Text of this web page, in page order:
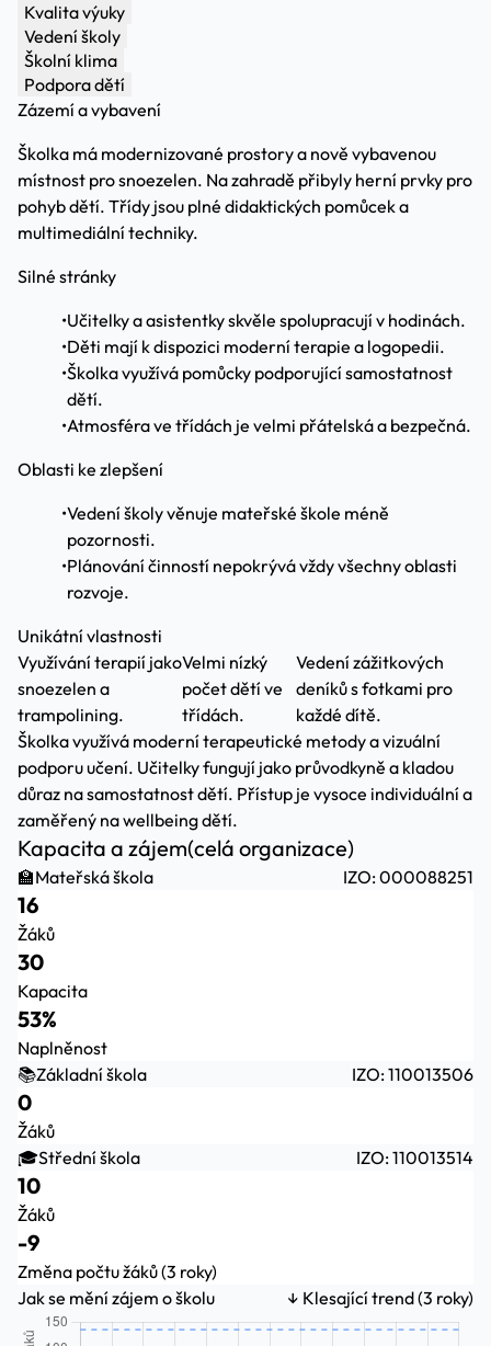
Kvalita výuky
Vedení školy
Školní klima
Podpora dětí
Zázemí a vybavení
Školka má modernizované prostory a nově vybavenou
místnost pro snoezelen. Na zahradě přibyly herní prvky pro
pohyb dětí. Třídy jsou plné didaktických pomůcek a
multimediální techniky.
Silné stránky
•Učitelky a asistentky skvěle spolupracují v hodinách.
•Děti mají k dispozici moderní terapie a logopedii.
•Školka využívá pomůcky podporující samostatnost
dětí.
•Atmosféra ve třídách je velmi přátelská a bezpečná.
Oblasti ke zlepšení
•Vedení školy věnuje mateřské škole méně
pozornosti.
•Plánování činností nepokrývá vždy všechny oblasti
rozvoje.
Unikátní vlastnosti
Využívání terapií jako
snoezelen a
trampolining.
Velmi nízký
počet dětí ve
třídách.
Vedení zážitkových
deníků s fotkami pro
každé dítě.
Školka využívá moderní terapeutické metody a vizuální
podporu učení. Učitelky fungují jako průvodkyně a kladou
důraz na samostatnost dětí. Přístup je vysoce individuální a
zaměřený na wellbeing dětí.
Kapacita a zájem(celá organizace)
🏫Mateřská škola IZO: 000088251
16
Žáků
30
Kapacita
53%
Naplněnost
📚Základní škola IZO: 110013506
0
Žáků
🎓Střední škola IZO: 110013514
10
Žáků
-9
Změna počtu žáků (3 roky)
Jak se mění zájem o školu
↓ Klesající trend (3 roky)